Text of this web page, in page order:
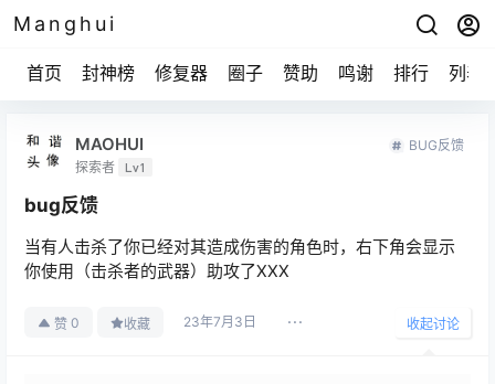
Manghui
首页 封神榜 修复器 圈子 赞助 鸣谢 排行 列表
MAOHUI
探索者 Lv1
BUG反馈
bug反馈
当有人击杀了你已经对其造成伤害的角色时，右下角会显示
你使用（击杀者的武器）助攻了XXX
赞 0 收藏 23年7月3日 收起讨论